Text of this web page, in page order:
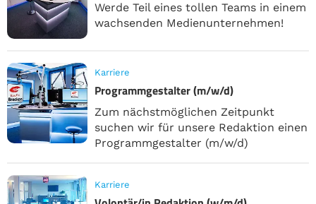
Werde Teil eines tollen Teams in einem
wachsenden Medienunternehmen!
Karriere
Programmgestalter (m/w/d)
Zum nächstmöglichen Zeitpunkt
suchen wir für unsere Redaktion einen
Programmgestalter (m/w/d)
Karriere